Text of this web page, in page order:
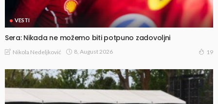
VESTI
Sera: Nikada ne možemo biti potpuno zadovoljni
Nikola Nedeljković 8, August 2026 19